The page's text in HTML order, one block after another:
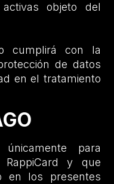
objeto del
cumplirá con la
de datos
en el tratamiento
para
y que
en los presentes